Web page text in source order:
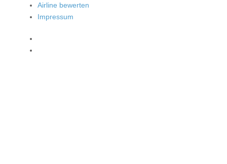
Airline bewerten
Impressum